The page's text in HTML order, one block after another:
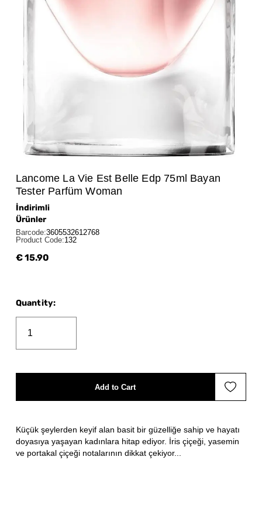
Lancome La Vie Est Belle Edp 75ml Bayan
Tester Parfüm Woman
İndirimli
Ürünler
Barcode:3605532612768
Product Code:132
€ 15.90
Küçük şeylerden keyif alan basit bir güzelliğe sahip ve hayatı
doyasıya yaşayan kadınlara hitap ediyor. İris çiçeği, yasemin
ve portakal çiçeği notalarının dikkat çekiyor...
Quantity:
Add to Cart